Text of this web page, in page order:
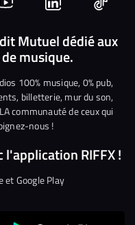
Nous
rejoindre
sur
YouTube
Nous
rejoindre
sur
Linkedin
Nous
Mutuel dédié aux
musique.
100% musique, 0% pub,
billetterie, mur du son,
communauté de ceux qui
nous !
RIFFX !
et Google Play